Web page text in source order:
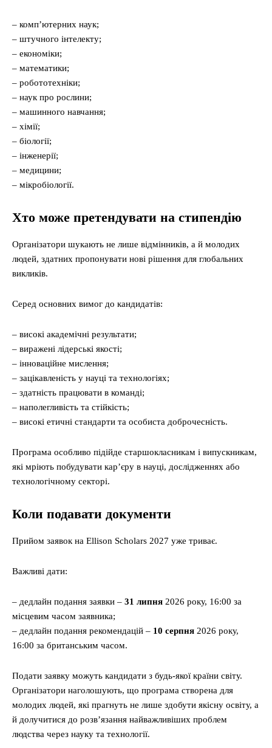
– комп’ютерних наук;
– штучного інтелекту;
– економіки;
– математики;
– робототехніки;
– наук про рослини;
– машинного навчання;
– хімії;
– біології;
– інженерії;
– медицини;
– мікробіології.
Хто може претендувати на стипендію
Організатори шукають не лише відмінників, а й молодих
людей, здатних пропонувати нові рішення для глобальних
викликів.
Серед основних вимог до кандидатів:
– високі академічні результати;
– виражені лідерські якості;
– інноваційне мислення;
– зацікавленість у науці та технологіях;
– здатність працювати в команді;
– наполегливість та стійкість;
– високі етичні стандарти та особиста доброчесність.
Програма особливо підійде старшокласникам і випускникам,
які мріють побудувати кар’єру в науці, дослідженнях або
технологічному секторі.
Коли подавати документи
Прийом заявок на Ellison Scholars 2027 уже триває.
Важливі дати:
– дедлайн подання заявки – 31 липня 2026 року, 16:00 за
місцевим часом заявника;
– дедлайн подання рекомендацій – 10 серпня 2026 року,
16:00 за британським часом.
Подати заявку можуть кандидати з будь-якої країни світу.
Організатори наголошують, що програма створена для
молодих людей, які прагнуть не лише здобути якісну освіту, а
й долучитися до розв’язання найважливіших проблем
людства через науку та технології.